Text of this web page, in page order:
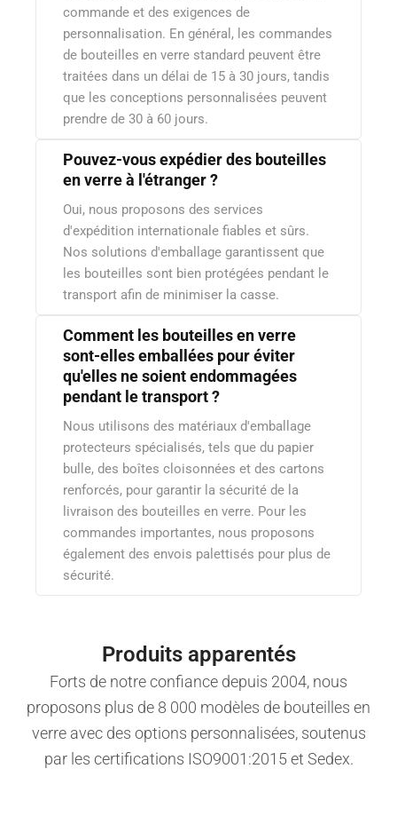
commande et des exigences de
personnalisation. En général, les commandes
de bouteilles en verre standard peuvent être
traitées dans un délai de 15 à 30 jours, tandis
que les conceptions personnalisées peuvent
prendre de 30 à 60 jours.
Pouvez-vous expédier des bouteilles
en verre à l'étranger ?
Oui, nous proposons des services
d'expédition internationale fiables et sûrs.
Nos solutions d'emballage garantissent que
les bouteilles sont bien protégées pendant le
transport afin de minimiser la casse.
Comment les bouteilles en verre
sont-elles emballées pour éviter
qu'elles ne soient endommagées
pendant le transport ?
Nous utilisons des matériaux d'emballage
protecteurs spécialisés, tels que du papier
bulle, des boîtes cloisonnées et des cartons
renforcés, pour garantir la sécurité de la
livraison des bouteilles en verre. Pour les
commandes importantes, nous proposons
également des envois palettisés pour plus de
sécurité.
Produits apparentés
Forts de notre confiance depuis 2004, nous
proposons plus de 8 000 modèles de bouteilles en
verre avec des options personnalisées, soutenus
par les certifications ISO9001:2015 et Sedex.